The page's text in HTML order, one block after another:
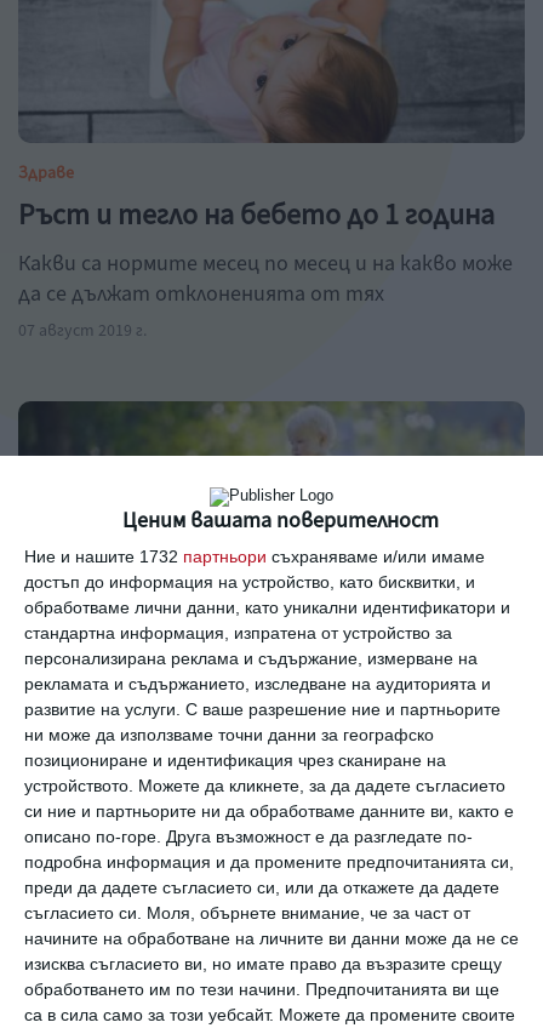
Ценим вашата поверителност
Ние и нашите 1732 партньори съхраняваме и/или имаме
достъп до информация на устройство, като бисквитки, и
обработваме лични данни, като уникални идентификатори и
стандартна информация, изпратена от устройство за
персонализирана реклама и съдържание, измерване на
рекламата и съдържанието, изследване на аудиторията и
развитие на услуги. С ваше разрешение ние и партньорите
ни може да използваме точни данни за географско
позициониране и идентификация чрез сканиране на
устройството. Можете да кликнете, за да дадете съгласието
си ние и партньорите ни да обработваме данните ви, както е
описано по-горе. Друга възможност е да разгледате по-
подробна информация и да промените предпочитанията си,
преди да дадете съгласието си, или да откажете да дадете
съгласието си.
Моля, обърнете внимание, че за част от
начините на обработване на личните ви данни може да не се
изисква съгласието ви, но имате право да възразите срещу
обработването им по тези начини. Предпочитанията ви ще
са в сила само за този уебсайт. Можете да промените своите
Здраве
Ръст и тегло на бебето до 1 година
Какви са нормите месец по месец и на какво може
да се дължат отклоненията от тях
07 август 2019 г.
Здраве
9 ранни признака на аутизъм
Главната задача на родителите е да ги
разпознаят
30 август 2023 г.